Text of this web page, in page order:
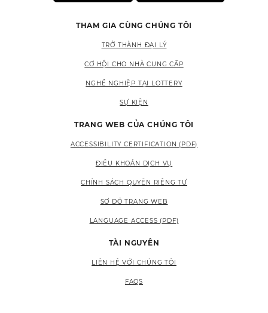
THAM GIA CÙNG CHÚNG TÔI
TRỞ THÀNH ĐẠI LÝ
CƠ HỘI CHO NHÀ CUNG CẤP
NGHỀ NGHIỆP TẠI LOTTERY
SỰ KIỆN
TRANG WEB CỦA CHÚNG TÔI
ACCESSIBILITY CERTIFICATION (PDF)
ĐIỀU KHOẢN DỊCH VỤ
CHÍNH SÁCH QUYỀN RIÊNG TƯ
SƠ ĐỒ TRANG WEB
LANGUAGE ACCESS (PDF)
TÀI NGUYÊN
LIÊN HỆ VỚI CHÚNG TÔI
FAQS